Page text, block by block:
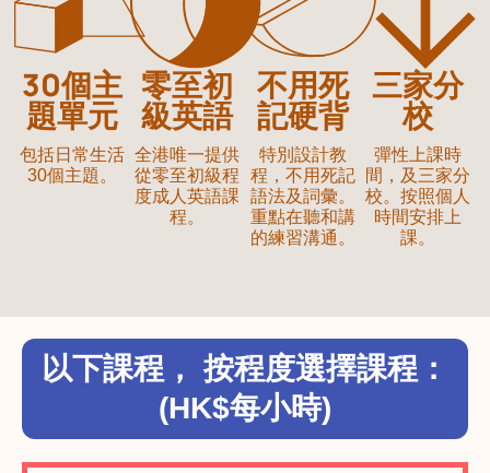
30個主
題單元
包括日常生活
30個主題。
零至初
級英語
全港唯一提供
從零至初級程
度成人英語課
程。
不用死
記硬背
特別設計教
程，不用死記
語法及詞彙。
重點在聽和講
的練習溝通。
三家分
校
彈性上課時
間，及三家分
校。按照個人
時間安排上
課。
以下課程， 按程度選擇課程：
(HK$每小時)